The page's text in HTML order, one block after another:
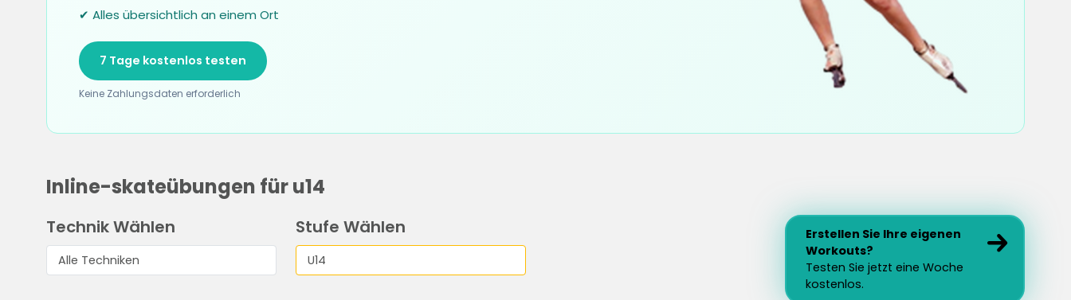
✔ Alles übersichtlich an einem Ort
7 Tage kostenlos testen
Keine Zahlungsdaten erforderlich
Inline-skateübungen für u14
Technik Wählen Stufe Wählen
Erstellen Sie Ihre eigenen
Workouts?
Testen Sie jetzt eine Woche
kostenlos.